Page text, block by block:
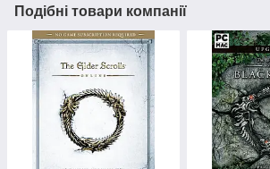
Подібні товари компанії